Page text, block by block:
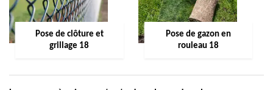
Pose de clôture et
grillage 18
Pose de gazon en
rouleau 18